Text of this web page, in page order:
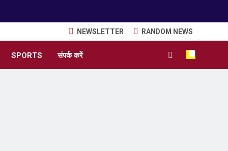
NEWSLETTER RANDOM NEWS
SPORTS संपर्क करें